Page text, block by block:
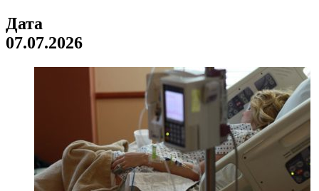
Дата
07.07.2026